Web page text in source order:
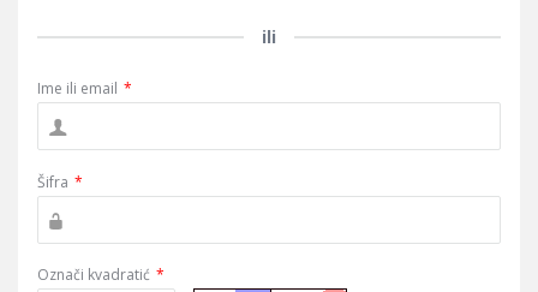
ili
Ime ili email *
Šifra *
Označi kvadratić *